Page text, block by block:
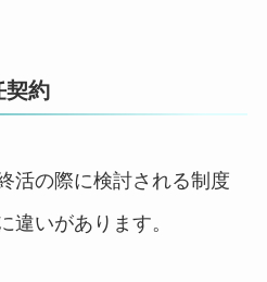
契約
活の際に検討される制度
違いがあります。